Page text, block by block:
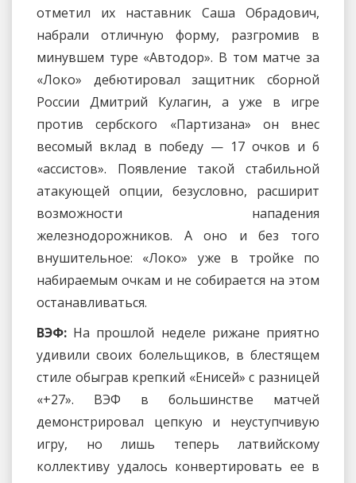
отметил их наставник Саша Обрадович,
набрали отличную форму, разгромив в
минувшем туре «Автодор». В том матче за
«Локо» дебютировал защитник сборной
России Дмитрий Кулагин, а уже в игре
против сербского «Партизана» он внес
весомый вклад в победу — 17 очков и 6
«ассистов». Появление такой стабильной
атакующей опции, безусловно, расширит
возможности нападения
железнодорожников. А оно и без того
внушительное: «Локо» уже в тройке по
набираемым очкам и не собирается на этом
останавливаться.
ВЭФ: На прошлой неделе рижане приятно
удивили своих болельщиков, в блестящем
стиле обыграв крепкий «Енисей» с разницей
«+27». ВЭФ в большинстве матчей
демонстрировал цепкую и неуступчивую
игру, но лишь теперь латвийскому
коллективу удалось конвертировать ее в